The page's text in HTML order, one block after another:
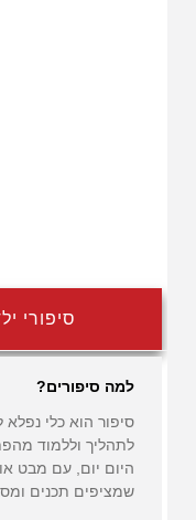
סיפורי
למה סיפורים?
סיפור הוא כלי
לתהליך וללמוד
היום יום, עם מבט
שמציפים תכנים